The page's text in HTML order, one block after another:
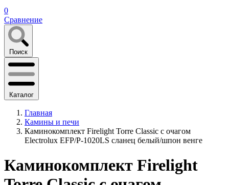
0
Сравнение
Поиск
Каталог
Главная
Камины и печи
Каминокомплект Firelight Torre Classic с очагом
Electrolux EFP/P-1020LS сланец белый/шпон венге
Каминокомплект Firelight